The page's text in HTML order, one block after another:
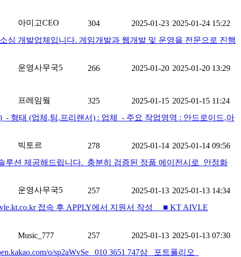
아미고CEO 304 2025-01-23 2025-01-24 15:22
개발업체입니다. 게임개발과 웹개발 및 운영을 전문으로 진행
운영사무국5 266 2025-01-20 2025-01-20 13:29
프레임웤 325 2025-01-15 2025-01-15 11:24
태 (업체,팀,프리랜서) : 업체 ​ - 주요 작업영역 : 안드로이드,아
빅토르 278 2025-01-14 2025-01-14 09:56
루션 제공해드립니다. 충분히 검증된 정품 에이전시로 안정화
운영사무국5 257 2025-01-13 2025-01-13 14:34
접속 후 APPLY에서 지원서 작성 ■ KT AIVLE
Music_777 257 2025-01-13 2025-01-13 07:30
o/sp2aWvSe 010 3651 747삼 포트폴리오